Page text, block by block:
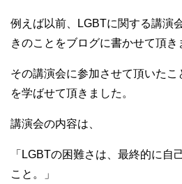
例えば以前、LGBTに関する講演
きのことをブログに書かせて頂き
その講演会に参加させて頂いたこ
を学ばせて頂きました。
講演会の内容は、
「LGBTの困難さは、最終的に自
こと。」